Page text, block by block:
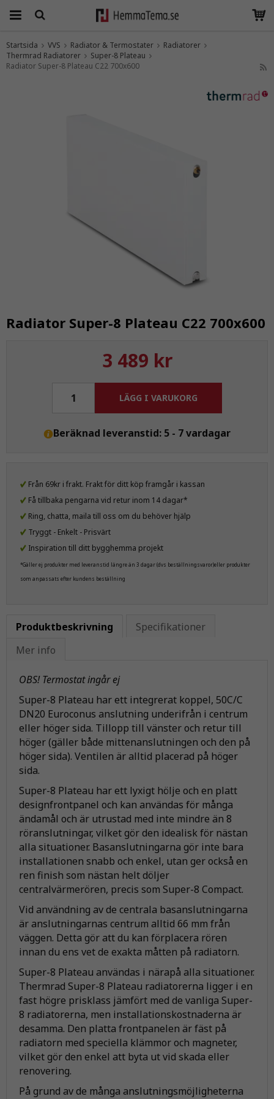
Produkten har blivit tillagd i varukorgen
Startsida VVS Radiator & Termostater
Radiatorer
Thermrad Radiatorer
Super-8 Plateau
Radiator Super-8 Plateau C22 700x600
Radiator Super-8 Plateau C22 700x600
3 489 kr
LÄGG I VARUKORG
Beräknad leveranstid: 5 - 7 vardagar
Från 69kr i frakt. Frakt för ditt köp framgår i kassan
Få tillbaka pengarna vid retur inom 14 dagar*
Ring, chatta, maila till oss om du behöver hjälp
Tryggt - Enkelt - Prisvärt
Inspiration till ditt bygghemma projekt
*Gäller ej produkter med leveranstid längre än 3 dagar (dvs beställningsvaror)eller produkter
som anpassats efter kundens beställning
Produktbeskrivning
Specifikationer
Mer info
OBS! Termostat ingår ej
Super-8 Plateau har ett integrerat koppel, 50C/C
DN20 Euroconus anslutning underifrån i centrum
eller höger sida. Tillopp till vänster och retur till
höger (gäller både mittenanslutningen och den på
höger sida). Ventilen är alltid placerad på höger
sida.
Super-8 Plateau har ett lyxigt hölje och en platt
designfrontpanel och kan användas för många
ändamål och är utrustad med inte mindre än 8
röranslutningar, vilket gör den idealisk för nästan
alla situationer. Basanslutningarna gör inte bara
installationen snabb och enkel, utan ger också en
ren finish som nästan helt döljer
centralvärmerören, precis som Super-8 Compact.
Vid användning av de centrala basanslutningarna
är anslutningarnas centrum alltid 66 mm från
väggen. Detta gör att du kan förplacera rören
innan du ens vet de exakta måtten på radiatorn.
Super-8 Plateau användas i närapå alla situationer.
Thermrad Super-8 Plateau radiatorerna ligger i en
fast högre prisklass jämfört med de vanliga Super-
8 radiatorerna, men installationskostnaderna är
desamma. Den platta frontpanelen är fäst på
radiatorn med speciella klämmor och magneter,
vilket gör den enkel att byta ut vid skada eller
renovering.
På grund av de många anslutningsmöjligheterna